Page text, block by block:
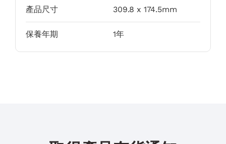
產品尺寸 309.8 x 174.5mm
保養年期 1年